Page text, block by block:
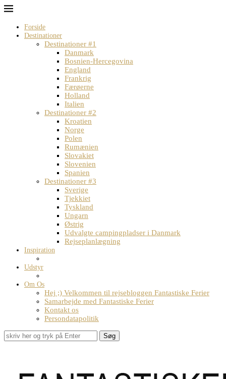
Forside
Destinationer
Destinationer #1
Danmark
Bosnien-Hercegovina
England
Frankrig
Færøerne
Holland
Italien
Destinationer #2
Kroatien
Norge
Polen
Rumænien
Slovakiet
Slovenien
Spanien
Destinationer #3
Sverige
Tjekkiet
Tyskland
Ungarn
Østrig
Udvalgte campingpladser i Danmark
Rejseplanlægning
Inspiration
Udstyr
Om Os
Hej ;) Velkommen til rejsebloggen Fantastiske Ferier
Samarbejde med Fantastiske Ferier
Kontakt os
Persondatapolitik
Søg